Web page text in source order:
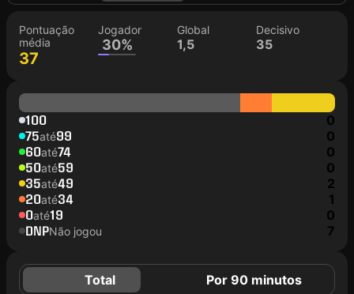
Pontuação
média
37
Jogador
30%
Global
1,5
Decisivo
35
100 0
75até99 0
60até74 0
50até59 0
35até49 2
20até34 1
0até19 0
DNPNão jogou 7
Total Por 90 minutos